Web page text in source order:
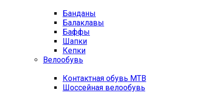
Банданы
Балаклавы
Баффы
Шапки
Кепки
Велообувь
Контактная обувь MTB
Шоссейная велообувь